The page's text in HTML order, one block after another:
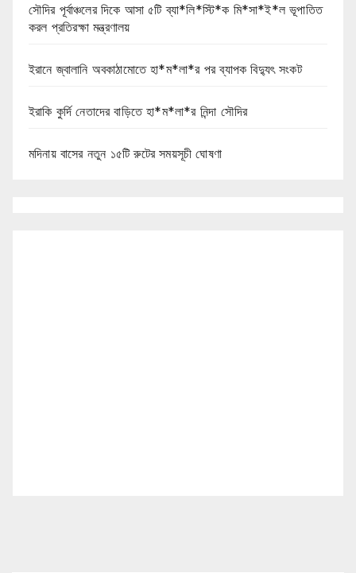
সৌদির পূর্বাঞ্চলের দিকে আসা ৫টি ব্যা*লি*স্টি*ক মি*সা*ই*ল ভূপাতিত
করল প্রতিরক্ষা মন্ত্রণালয়
ইরানে জ্বালানি অবকাঠামোতে হা*ম*লা*র পর ব্যাপক বিদ্যুৎ সংকট
ইরাকি কুর্দি নেতাদের বাড়িতে হা*ম*লা*র নিন্দা সৌদির
মদিনায় বাসের নতুন ১৫টি রুটের সময়সূচী ঘোষণা